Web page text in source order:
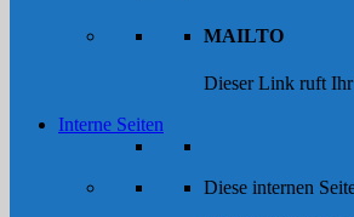
MAILTO
Dieser Link ruft Ihr
Interne Seiten
Diese internen